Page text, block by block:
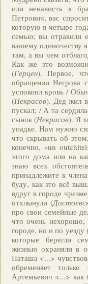
или ненависть к
Петрович, вас
которую я четыре
семью; вы отравили
вашему одиночеству
там, а вы чем
Как же это
(Герцен). Первое,
обращении Негрова
успокоил кровь /
(Некрасов). Дед жил
пускал; / А та
сынок (Некрасов). Я
упадке. Нам нужно
что скрывать об
конечно, «un
этого дома или на
знаю всех
принадлежите к
буду, как это всё
вдруг в городе
отхлынули (
про свои семейные
что очень нехорошо,
городе, но и по уезду
которые берегли
жизнью охраняли в
Наташа <...>
обременяет
Артемьевич <...> как